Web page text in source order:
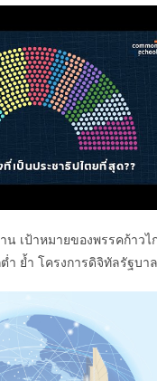
เป้าหมายของพรรคก้าว
ย้ำ โครงการดิจิทัลรัฐบา